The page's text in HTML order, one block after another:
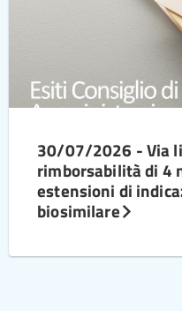
30/07/2026 - Via
rimborsabilità di 4
estensioni di
biosimilare